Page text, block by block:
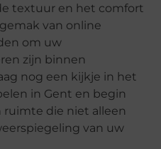
textuur en het comfort
van online
om uw
zijn binnen
nog een kijkje in het
in Gent en begin
ruimte die niet alleen
van uw